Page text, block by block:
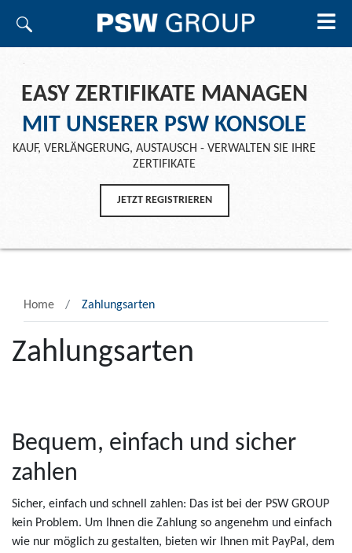
EASY ZERTIFIKATE MANAGEN
MIT UNSERER PSW KONSOLE
KAUF, VERLÄNGERUNG, AUSTAUSCH - VERWALTEN SIE IHRE
ZERTIFIKATE
JETZT REGISTRIEREN
Home Zahlungsarten
Zahlungsarten
Bequem, einfach und sicher
zahlen
Sicher, einfach und schnell zahlen: Das ist bei der PSW GROUP
kein Problem. Um Ihnen die Zahlung so angenehm und einfach
wie nur möglich zu gestalten, bieten wir Ihnen mit PayPal, dem